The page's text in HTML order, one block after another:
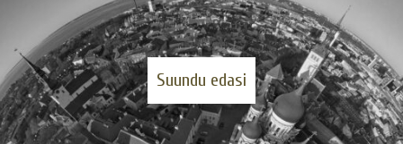
Suundu edasi